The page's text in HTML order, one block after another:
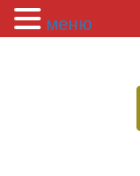
меню